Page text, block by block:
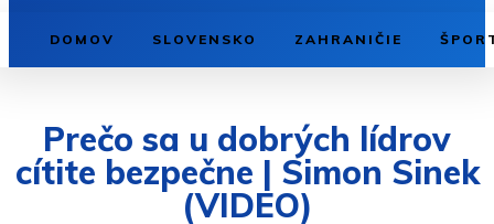
DOMOV SLOVENSKO ZAHRANIČIE
Prečo sa u dobrých lídrov
cítite bezpečne | Simon Sinek
(VIDEO)